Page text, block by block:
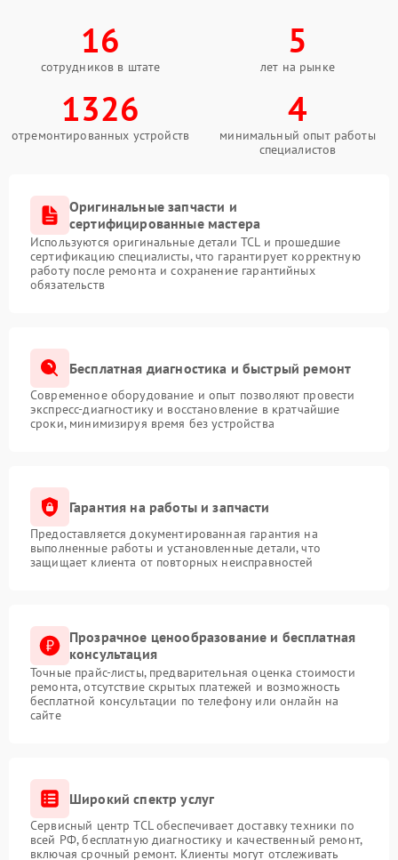
16
сотрудников в штате
5
лет на рынке
1326
отремонтированных устройств
4
минимальный опыт работы
специалистов
Оригинальные запчасти и
сертифицированные мастера
Используются оригинальные детали TCL и прошедшие
сертификацию специалисты, что гарантирует корректную
работу после ремонта и сохранение гарантийных
обязательств
Бесплатная диагностика и быстрый ремонт
Современное оборудование и опыт позволяют провести
экспресс-диагностику и восстановление в кратчайшие
сроки, минимизируя время без устройства
Гарантия на работы и запчасти
Предоставляется документированная гарантия на
выполненные работы и установленные детали, что
защищает клиента от повторных неисправностей
Прозрачное ценообразование и бесплатная
консультация
Точные прайс-листы, предварительная оценка стоимости
ремонта, отсутствие скрытых платежей и возможность
бесплатной консультации по телефону или онлайн на
сайте
Широкий спектр услуг
Сервисный центр TCL обеспечивает доставку техники по
всей РФ, бесплатную диагностику и качественный ремонт,
включая срочный ремонт. Клиенты могут отслеживать